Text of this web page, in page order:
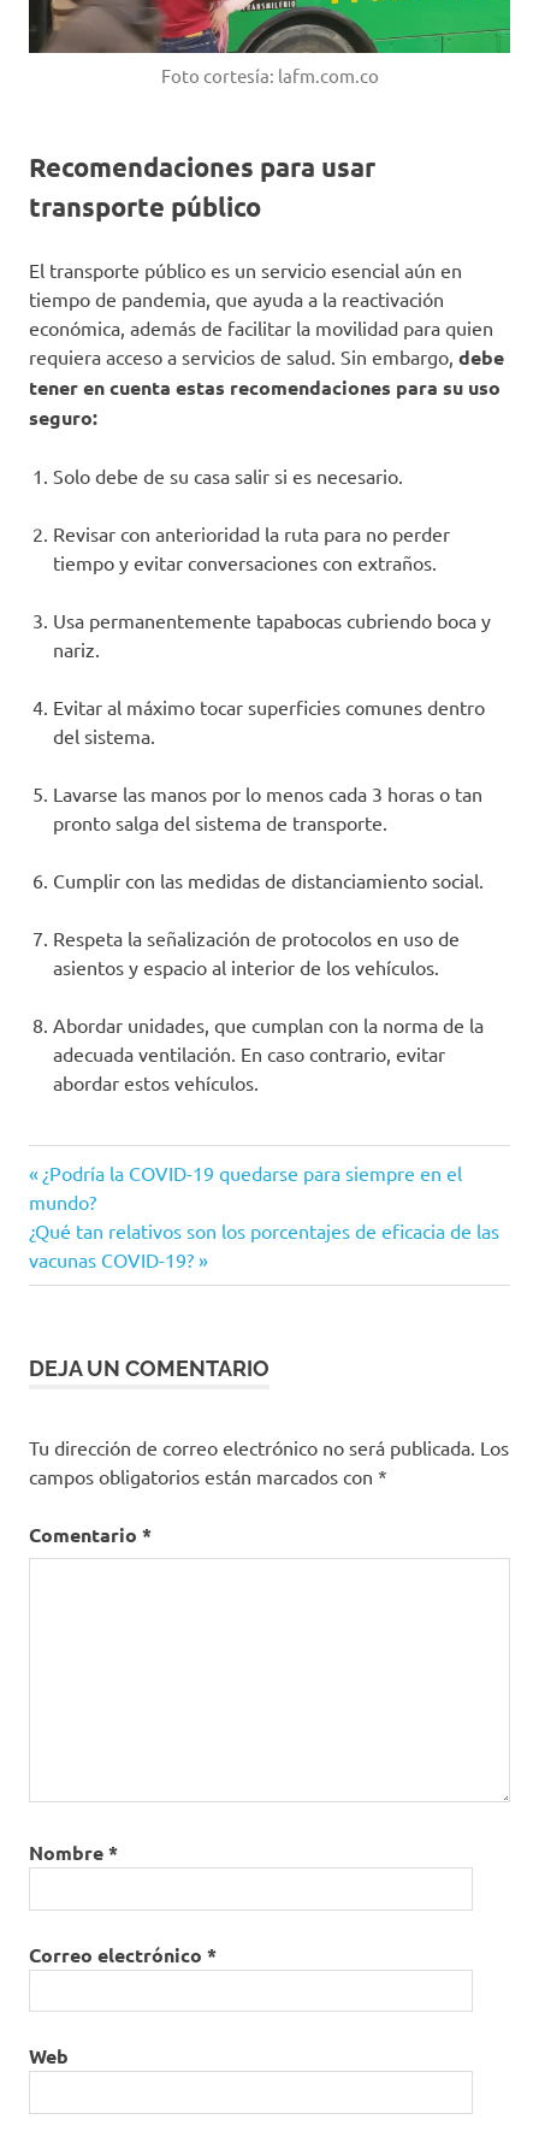
Foto cortesía: lafm.com.co
Recomendaciones para usar
transporte público
El transporte público es un servicio esencial aún en
tiempo de pandemia, que ayuda a la reactivación
económica, además de facilitar la movilidad para quien
requiera acceso a servicios de salud. Sin embargo, debe
tener en cuenta estas recomendaciones para su uso
seguro:
Solo debe de su casa salir si es necesario.
Revisar con anterioridad la ruta para no perder
tiempo y evitar conversaciones con extraños.
Usa permanentemente tapabocas cubriendo boca y
nariz.
Evitar al máximo tocar superficies comunes dentro
del sistema.
Lavarse las manos por lo menos cada 3 horas o tan
pronto salga del sistema de transporte.
Cumplir con las medidas de distanciamiento social.
Respeta la señalización de protocolos en uso de
asientos y espacio al interior de los vehículos.
Abordar unidades, que cumplan con la norma de la
adecuada ventilación. En caso contrario, evitar
abordar estos vehículos.
Alcaldía
de
Bogotá
alternativas
Coronavirus
19
recomendaciones
Navegación
de
entradas
Entrada
anterior:
¿Podría la COVID-19 quedarse para siempre en el
mundo?
Siguiente
entrada:
¿Qué tan relativos son los porcentajes de eficacia de las
vacunas COVID-19?
DEJA UN COMENTARIO
Tu dirección de correo electrónico no será publicada. Los
campos obligatorios están marcados con *
Comentario *
Nombre*
Correo electrónico *
Web